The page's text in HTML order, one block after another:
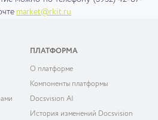
market@rkit.ru
ПЛАТФОРМА
О платформе
Компоненты платформы
Docsvision AI
История изменений Docsvision